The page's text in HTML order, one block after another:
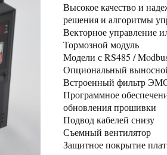
Высокое качество и
решения и алгоритмы
Векторное управление
Тормозной модуль
Модели с RS485 /
Опциональный
Встроенный фильтр
Программное
обновления прошивки
Подвод кабелей снизу
Съемный вентилятор
Защитное покрытие